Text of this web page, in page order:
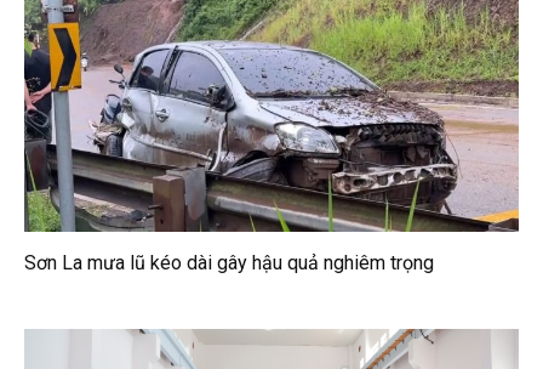
Sơn La mưa lũ kéo dài gây hậu quả nghiêm trọng